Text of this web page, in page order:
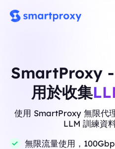
SmartProxy -
用於收集
使用 SmartProxy 無限代
LLM 訓練資
無限流量使用，